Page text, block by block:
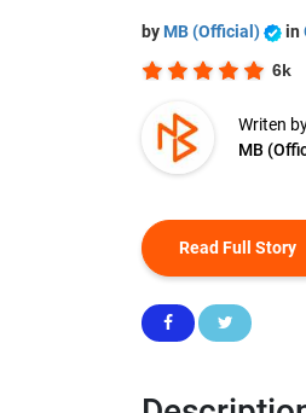
by MB (Official) in
6k
Writen
MB
Read Full Story